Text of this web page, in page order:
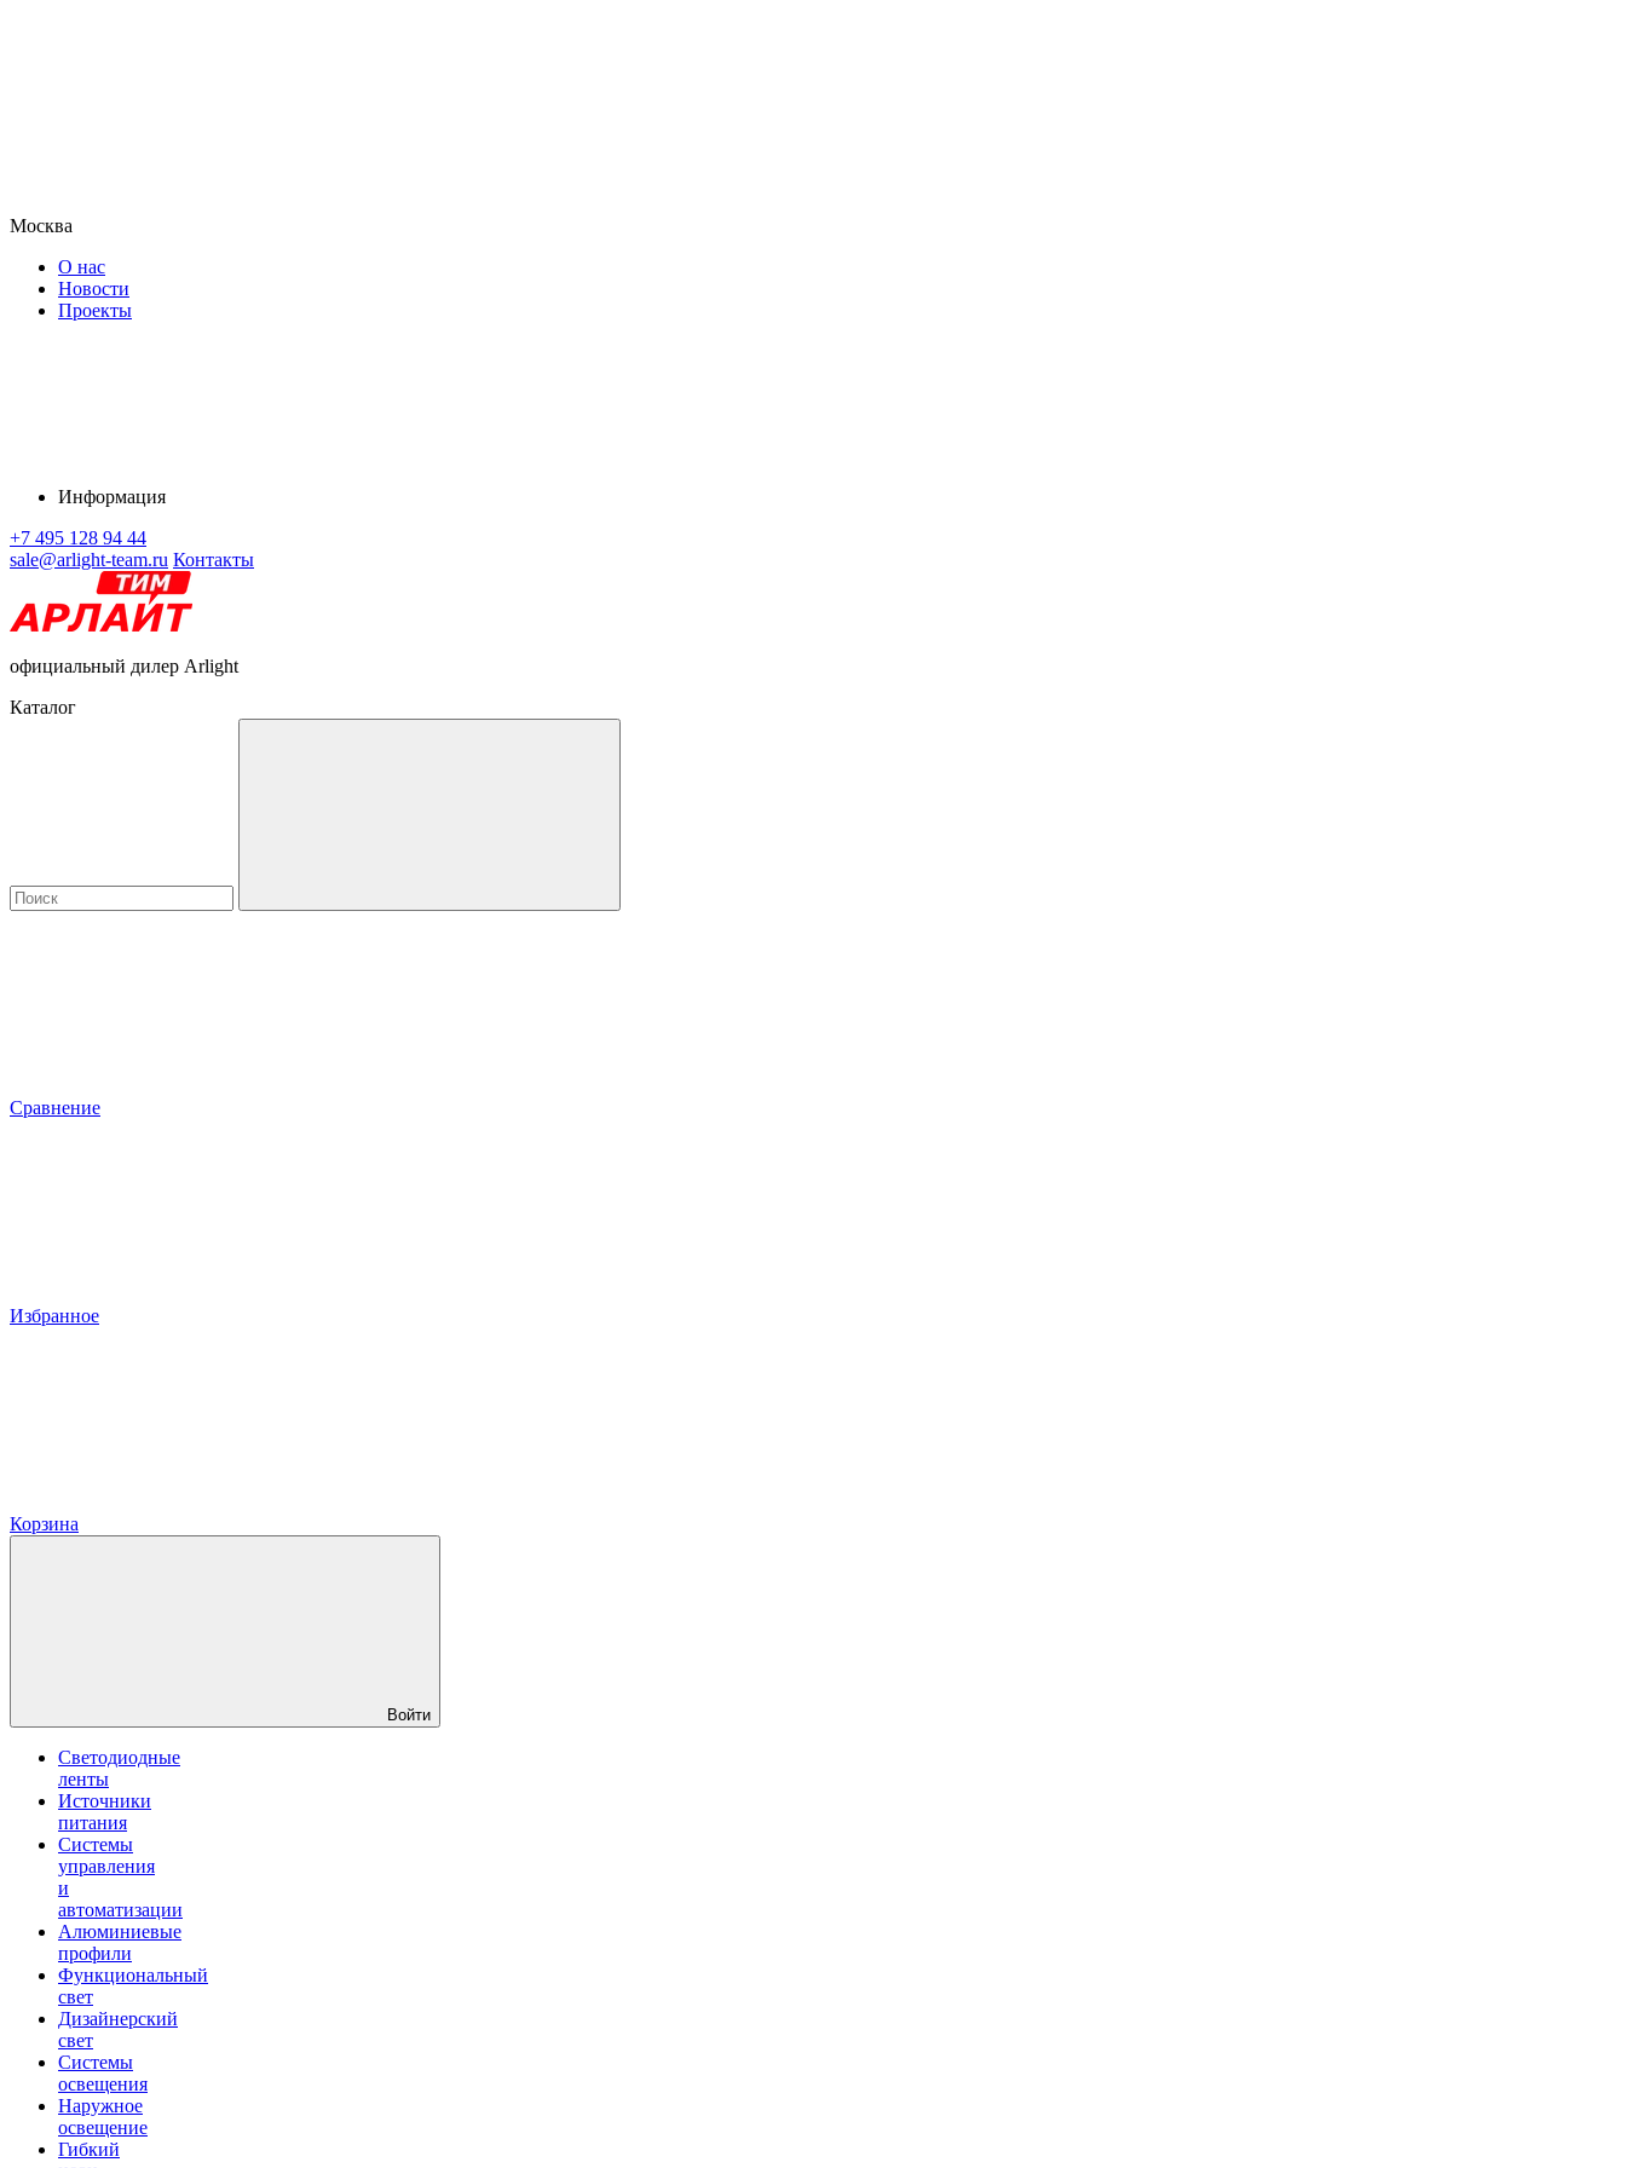
Москва
О нас
Новости
Проекты
Информация
+7 495 128 94 44
sale@arlight-team.ru Контакты
официальный дилер Arlight
Каталог
Сравнение
Избранное
Корзина
Войти
Светодиодные
ленты
Источники
питания
Системы
управления
и
автоматизации
Алюминиевые
профили
Функциональный
свет
Дизайнерский
свет
Системы
освещения
Наружное
освещение
Гибкий